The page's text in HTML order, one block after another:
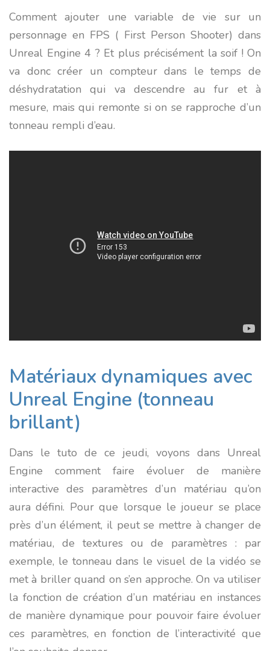
Comment ajouter une variable de vie sur un
personnage en FPS ( First Person Shooter) dans
Unreal Engine 4 ? Et plus précisément la soif ! On
va donc créer un compteur dans le temps de
déshydratation qui va descendre au fur et à
mesure, mais qui remonte si on se rapproche d’un
tonneau rempli d’eau.
Matériaux dynamiques avec
Unreal Engine (tonneau
brillant)
Dans le tuto de ce jeudi, voyons dans Unreal
Engine comment faire évoluer de manière
interactive des paramètres d’un matériau qu’on
aura défini. Pour que lorsque le joueur se place
près d’un élément, il peut se mettre à changer de
matériau, de textures ou de paramètres : par
exemple, le tonneau dans le visuel de la vidéo se
met à briller quand on s’en approche. On va utiliser
la fonction de création d’un matériau en instances
de manière dynamique pour pouvoir faire évoluer
ces paramètres, en fonction de l’interactivité que